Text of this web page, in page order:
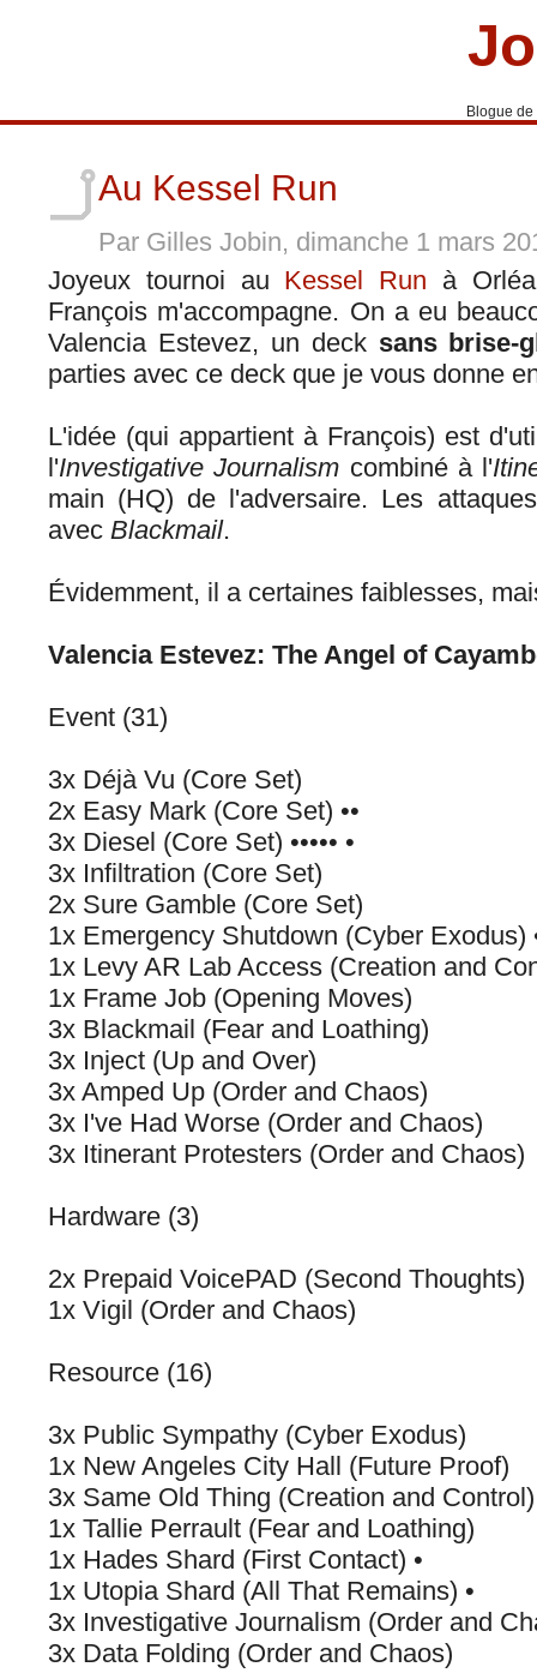
Blogue de
Au Kessel Run
Par Gilles Jobin, dimanche 1 mars
Joyeux tournoi au Kessel Run à
François m'accompagne. On a eu
Valencia Estevez, un deck sans brise-
parties avec ce deck que je vous donne
L'idée (qui appartient à François) est
l'Investigative Journalism combiné à l'
main (HQ) de l'adversaire. Les
avec Blackmail.
Évidemment, il a certaines faiblesses,
Valencia Estevez: The Angel of
Event (31)
3x Déjà Vu (Core Set)
2x Easy Mark (Core Set) ••
3x Diesel (Core Set) ••••• •
3x Infiltration (Core Set)
2x Sure Gamble (Core Set)
1x Emergency Shutdown (Cyber Exodus)
1x Levy AR Lab Access (Creation and
1x Frame Job (Opening Moves)
3x Blackmail (Fear and Loathing)
3x Inject (Up and Over)
3x Amped Up (Order and Chaos)
3x I've Had Worse (Order and Chaos)
3x Itinerant Protesters (Order and Chaos)
Hardware (3)
2x Prepaid VoicePAD (Second Thoughts)
1x Vigil (Order and Chaos)
Resource (16)
3x Public Sympathy (Cyber Exodus)
1x New Angeles City Hall (Future Proof)
3x Same Old Thing (Creation and Control)
1x Tallie Perrault (Fear and Loathing)
1x Hades Shard (First Contact) •
1x Utopia Shard (All That Remains) •
3x Investigative Journalism (Order and
3x Data Folding (Order and Chaos)